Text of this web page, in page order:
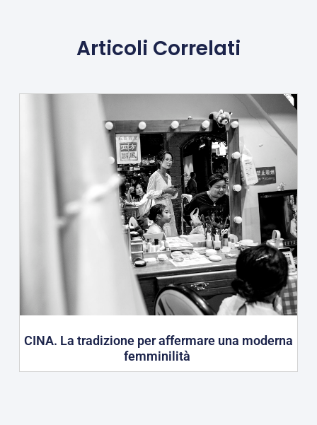
Articoli Correlati
CINA. La tradizione per affermare una moderna
femminilità